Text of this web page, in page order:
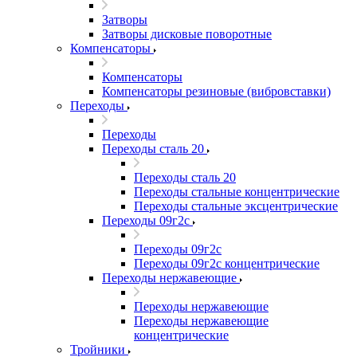
Затворы
Затворы дисковые поворотные
Компенсаторы
Компенсаторы
Компенсаторы резиновые (вибровставки)
Переходы
Переходы
Переходы сталь 20
Переходы сталь 20
Переходы стальные концентрические
Переходы стальные эксцентрические
Переходы 09г2с
Переходы 09г2с
Переходы 09г2с концентрические
Переходы нержавеющие
Переходы нержавеющие
Переходы нержавеющие
концентрические
Тройники